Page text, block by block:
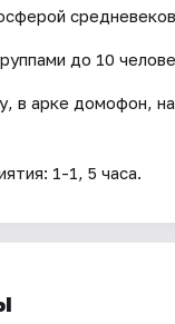
до 10
в арке домофон,
1-1, 5 часа.